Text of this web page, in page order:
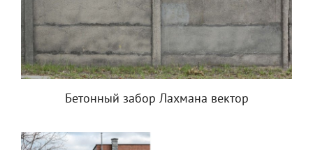
Бетонный забор Лахмана вектор